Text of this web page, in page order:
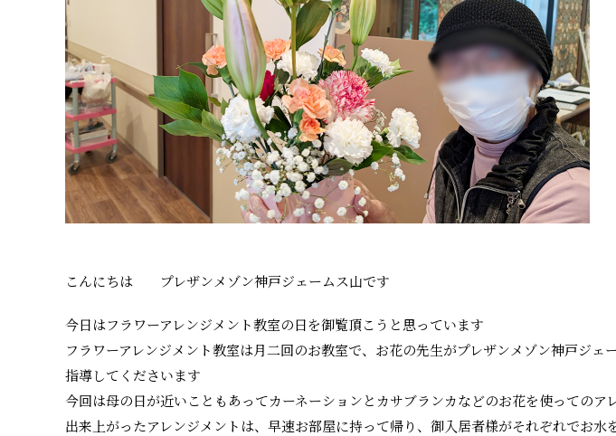
こんにちは プレザンメゾン神戸ジェームス山です
今日はフラワーアレンジメント教室の日を御覧頂こうと思っています
フラワーアレンジメント教室は月二回のお教室で、お花の先生がプレザンメゾン神戸ジェ
指導してくださいます
今回は母の日が近いこともあってカーネーションとカサブランカなどのお花を使ってのア
出来上がったアレンジメントは、早速お部屋に持って帰り、御入居者様がそれぞれでお